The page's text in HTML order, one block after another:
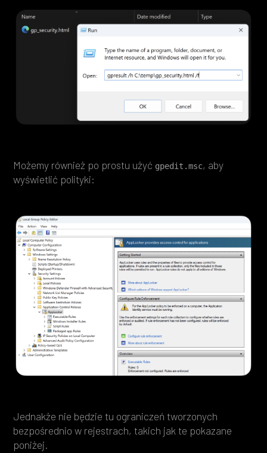
Możemy również po prostu użyć gpedit.msc, aby
wyświetlić polityki:
Jednakże nie będzie tu ograniczeń tworzonych
bezpośrednio w rejestrach, takich jak te pokazane
poniżej.